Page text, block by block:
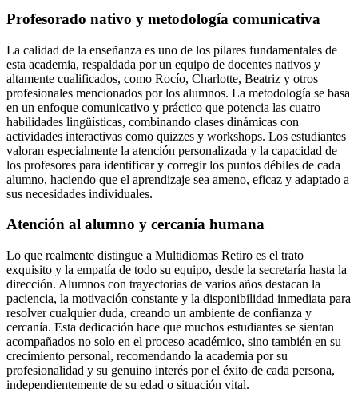
Profesorado nativo y metodología comunicativa
La calidad de la enseñanza es uno de los pilares fundamentales de
esta academia, respaldada por un equipo de docentes nativos y
altamente cualificados, como Rocío, Charlotte, Beatriz y otros
profesionales mencionados por los alumnos. La metodología se basa
en un enfoque comunicativo y práctico que potencia las cuatro
habilidades lingüísticas, combinando clases dinámicas con
actividades interactivas como quizzes y workshops. Los estudiantes
valoran especialmente la atención personalizada y la capacidad de
los profesores para identificar y corregir los puntos débiles de cada
alumno, haciendo que el aprendizaje sea ameno, eficaz y adaptado a
sus necesidades individuales.
Atención al alumno y cercanía humana
Lo que realmente distingue a Multidiomas Retiro es el trato
exquisito y la empatía de todo su equipo, desde la secretaría hasta la
dirección. Alumnos con trayectorias de varios años destacan la
paciencia, la motivación constante y la disponibilidad inmediata para
resolver cualquier duda, creando un ambiente de confianza y
cercanía. Esta dedicación hace que muchos estudiantes se sientan
acompañados no solo en el proceso académico, sino también en su
crecimiento personal, recomendando la academia por su
profesionalidad y su genuino interés por el éxito de cada persona,
independientemente de su edad o situación vital.